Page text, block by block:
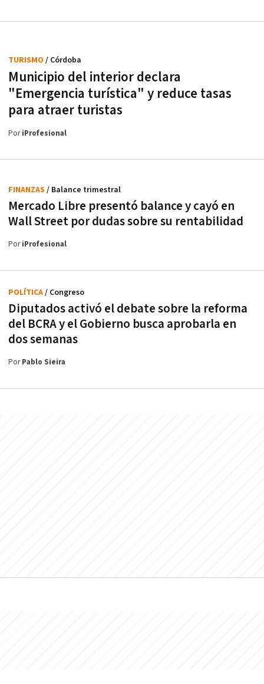
Municipio del interior declara
"Emergencia turística" y reduce tasas
para atraer turistas
TURISMO / Córdoba
PoriProfesional
Mercado Libre presentó balance y cayó en
Wall Street por dudas sobre su rentabilidad
FINANZAS / Balance trimestral
PoriProfesional
Diputados activó el debate sobre la reforma
del BCRA y el Gobierno busca aprobarla en
dos semanas
POLÍTICA/ Congreso
PorPablo Sieira